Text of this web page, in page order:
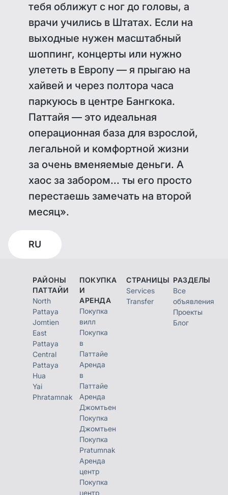
тебя оближут с ног до головы, а
врачи учились в Штатах. Если на
выходные нужен масштабный
шоппинг, концерты или нужно
улететь в Европу — я прыгаю на
хайвей и через полтора часа
паркуюсь в центре Бангкока.
Паттайя — это идеальная
операционная база для взрослой,
легальной и комфортной жизни
за очень вменяемые деньги. А
хаос за забором... ты его просто
перестаешь замечать на второй
месяц».
RU
РАЙОНЫ
ПАТТАЙИ
North
Pattaya
Jomtien
East
Pattaya
Central
Pattaya
Hua
Yai
Phratamnak
ПОКУПКА
И
АРЕНДА
Покупка
вилл
Покупка
в
Паттайе
Аренда
в
Паттайе
Аренда
Джомтьен
Покупка
Джомтьен
Покупка
Pratumnak
Аренда
центр
Покупка
центр
СТРАНИЦЫ
Services
Transfer
РАЗДЕЛЫ
Все
объявления
Проекты
Блог